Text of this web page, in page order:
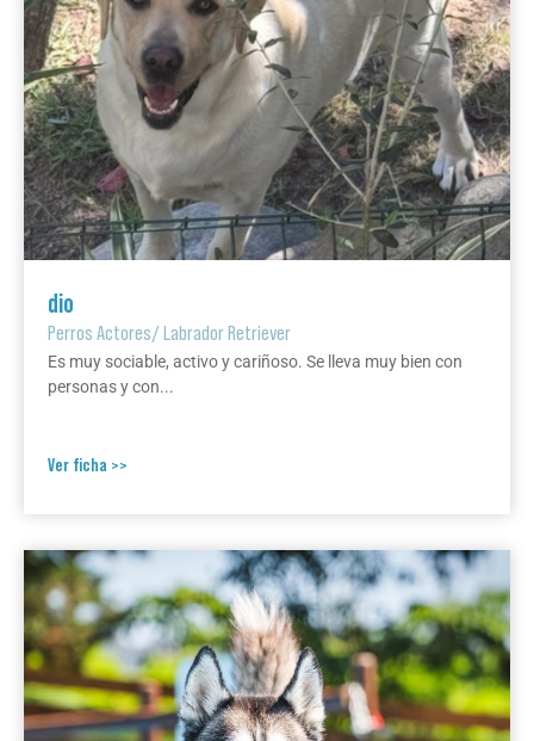
dio
Perros Actores/Labrador Retriever
Es muy sociable, activo y cariñoso. Se lleva muy bien con
personas y con...
Ver ficha >>